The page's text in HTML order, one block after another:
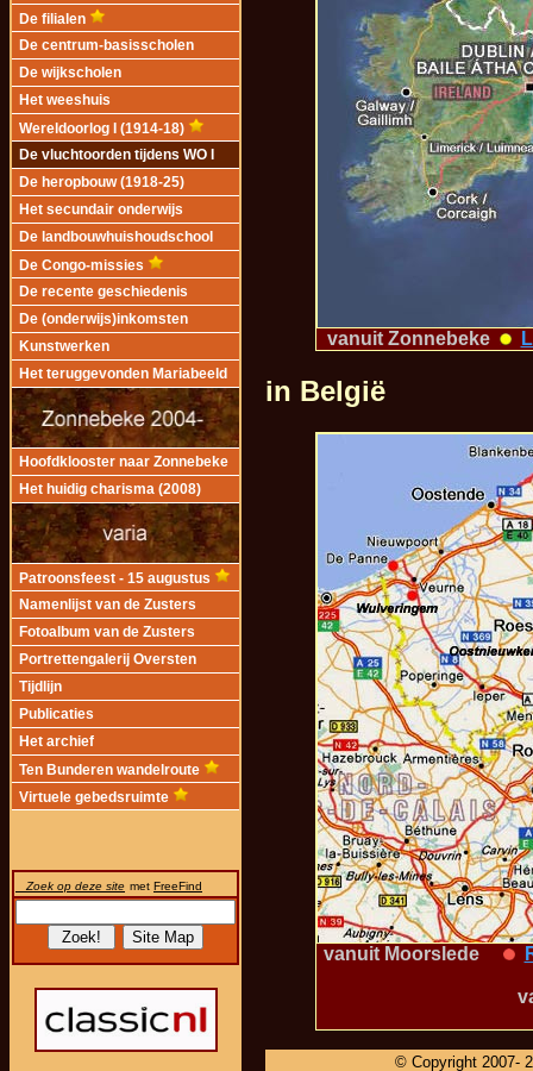
De filialen
De centrum-basisscholen
De wijkscholen
Het weeshuis
Wereldoorlog I (1914-18)
De vluchtoorden tijdens WO I
De heropbouw (1918-25)
Het secundair onderwijs
De landbouwhuishoudschool
De Congo-missies
De recente geschiedenis
De (onderwijs)inkomsten
Kunstwerken
Het teruggevonden Mariabeeld
Hoofdklooster naar Zonnebeke
Het huidig charisma (2008)
Patroonsfeest - 15 augustus
Namenlijst van de Zusters
Fotoalbum van de Zusters
Portrettengalerij Oversten
Tijdlijn
Publicaties
Het archief
Ten Bunderen wandelroute
Virtuele gebedsruimte
Zoek op deze site met FreeFind
vanuit Zonnebeke
in België
vanuit Moorslede
© Copyright 2007-